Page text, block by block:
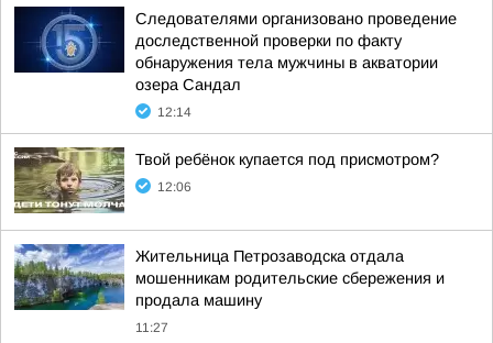
Следователями организовано проведение
доследственной проверки по факту
обнаружения тела мужчины в акватории
озера Сандал
12:14
Твой ребёнок купается под присмотром?
12:06
Жительница Петрозаводска отдала
мошенникам родительские сбережения и
продала машину
11:27